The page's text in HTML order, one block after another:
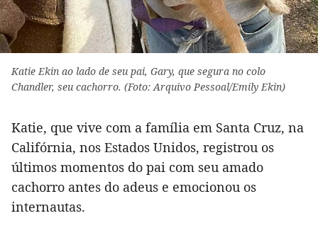
Katie Ekin ao lado de seu pai, Gary, que segura no colo
Chandler, seu cachorro. (Foto: Arquivo Pessoal/Emily Ekin)
Katie, que vive com a família em Santa Cruz, na
Califórnia, nos Estados Unidos, registrou os
últimos momentos do pai com seu amado
cachorro antes do adeus e emocionou os
internautas.